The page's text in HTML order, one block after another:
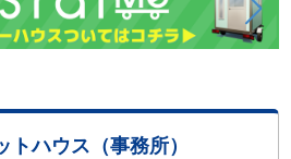
ハウス（事務所）